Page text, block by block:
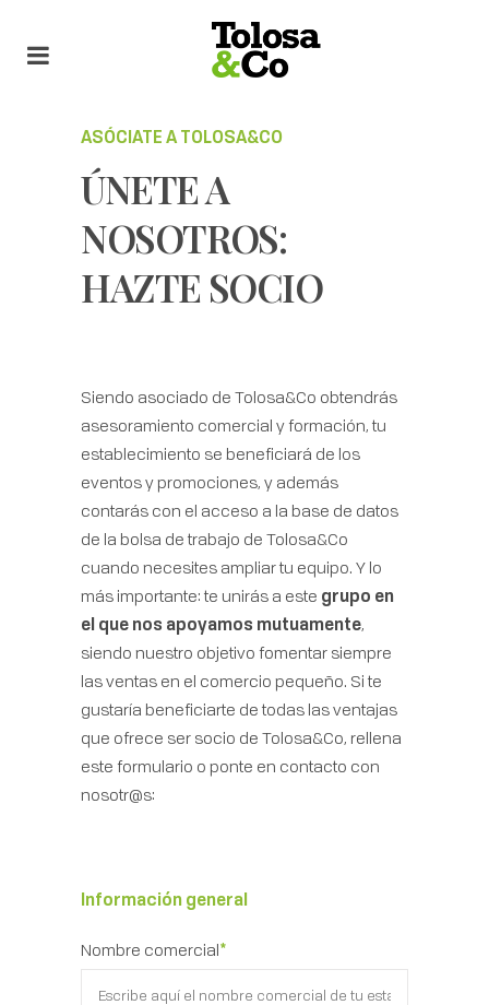
ASÓCIATE A TOLOSA&CO
ÚNETE A
NOSOTROS:
HAZTE SOCIO
Siendo asociado de Tolosa&Co obtendrás
asesoramiento comercial y formación, tu
establecimiento se beneficiará de los
eventos y promociones, y además
contarás con el acceso a la base de datos
de la bolsa de trabajo de Tolosa&Co
cuando necesites ampliar tu equipo. Y lo
más importante: te unirás a este grupo en
el que nos apoyamos mutuamente,
siendo nuestro objetivo fomentar siempre
las ventas en el comercio pequeño. Si te
gustaría beneficiarte de todas las ventajas
que ofrece ser socio de Tolosa&Co, rellena
este formulario o ponte en contacto con
nosotr@s:
Información general
Nombre comercial*